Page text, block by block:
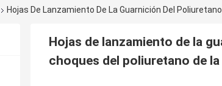
Hojas De Lanzamiento De La Guarnición Del
Hojas de lanzamiento de la
choques del poliuretano de